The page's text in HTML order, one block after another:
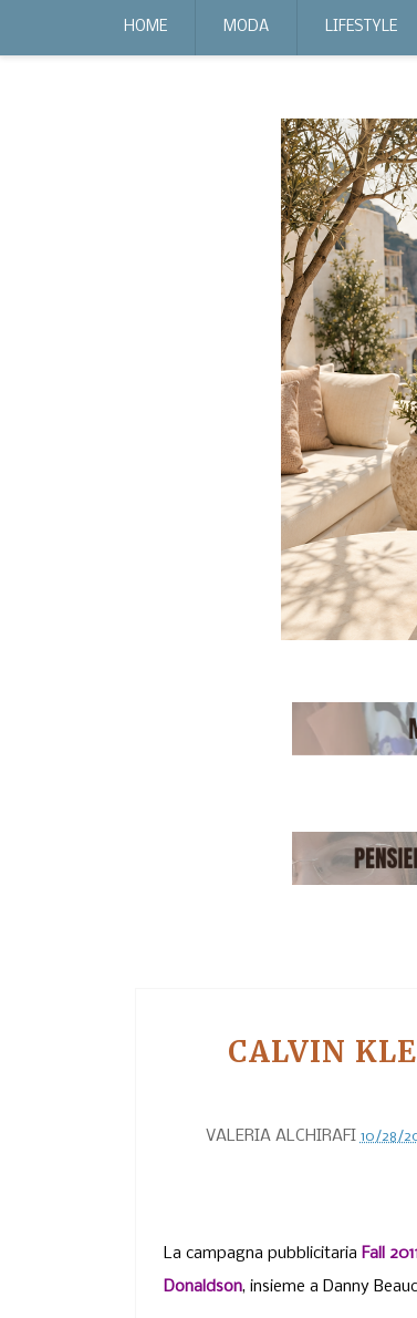
HOME MODA LIFESTYLE
CALVIN
VALERIA ALCHIRAFI 10/28/
La campagna pubblicitaria Fall
Donaldson, insieme a Danny